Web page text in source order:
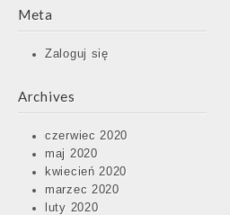
Meta
Zaloguj się
Archives
czerwiec 2020
maj 2020
kwiecień 2020
marzec 2020
luty 2020